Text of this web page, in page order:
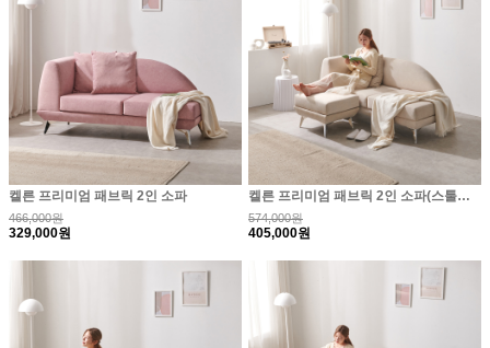
켈른 프리미엄 패브릭 2인 소파
466,000원
329,000원
켈른 프리미엄 패브릭 2인 소파(스툴포함)
574,000원
405,000원